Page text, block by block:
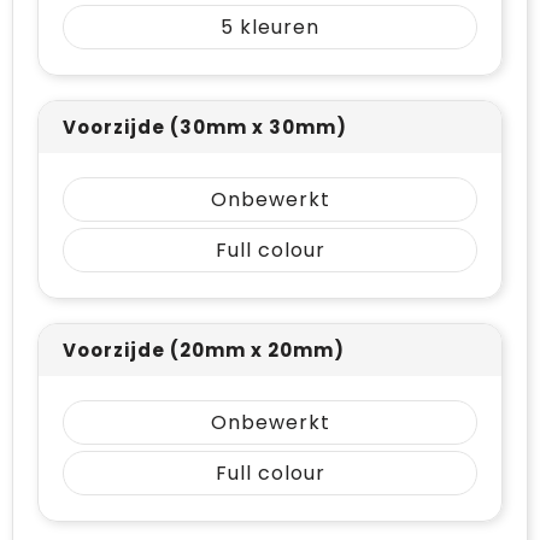
Vrije tijd en Strand
Waterflesjes
Winterse inspiratie
Themapakketten
Draagtassen
Golftassen
Trolleys
Goodiebags
5
Voorzijde (30mm x 30mm)
Onbewerkt
Full colour
Voorzijde (20mm x 20mm)
Onbewerkt
Full colour